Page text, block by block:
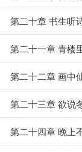
第二十章 书生听
第二十一章 青楼
第二十二章 画中
第二十三章 欲说
第二十四章 晚上